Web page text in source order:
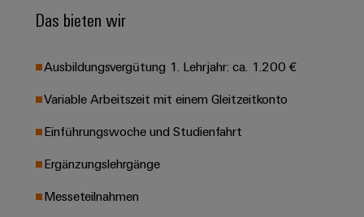
durch
Sonnenenergie
Schaltschrankbau
Lösungen
für
die
Herausforderungen
im
Moderne
Regler
&
Leiterplattenklemmen
Energiemessung
Smart
Industrial
AI
Remote
Schnittstelle
ALLE
Events
Globale
&
Events
Das bieten wir
Ausbildungsvergütung 1. Lehrjahr: ca. 1.200 €
Variable Arbeitszeit mit einem Gleitzeitkonto
Einführungswoche und Studienfahrt
Ergänzungslehrgänge
Messeteilnahmen